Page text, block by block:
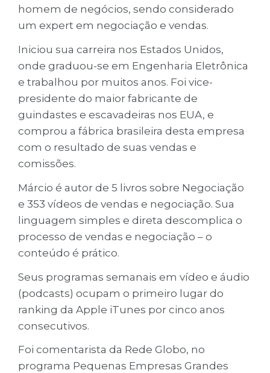
homem de negócios, sendo considerado
um expert em negociação e vendas.
Iniciou sua carreira nos Estados Unidos,
onde graduou-se em Engenharia Eletrônica
e trabalhou por muitos anos. Foi vice-
presidente do maior fabricante de
guindastes e escavadeiras nos EUA, e
comprou a fábrica brasileira desta empresa
com o resultado de suas vendas e
comissões.
Márcio é autor de 5 livros sobre Negociação
e 353 vídeos de vendas e negociação. Sua
linguagem simples e direta descomplica o
processo de vendas e negociação – o
conteúdo é prático.
Seus programas semanais em vídeo e áudio
(podcasts) ocupam o primeiro lugar do
ranking da Apple iTunes por cinco anos
consecutivos.
Foi comentarista da Rede Globo, no
programa Pequenas Empresas Grandes